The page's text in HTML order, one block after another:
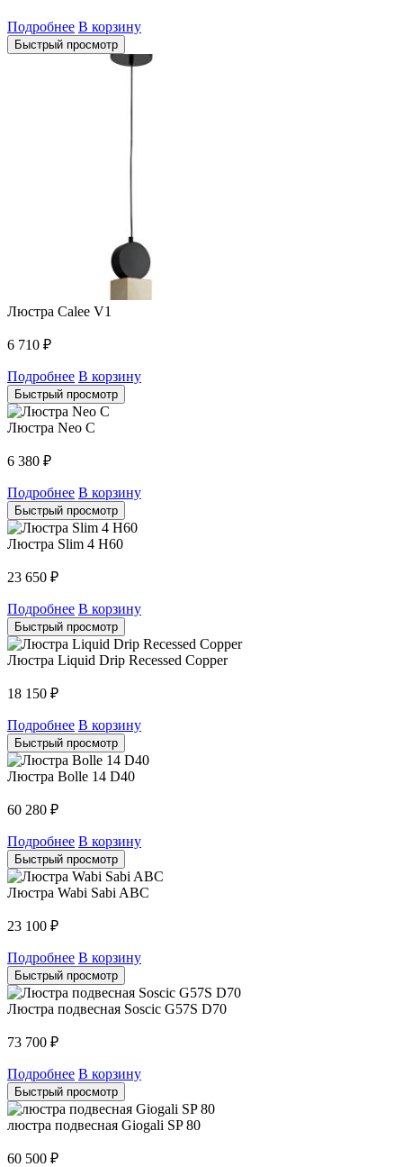
Подробнее В корзину
Быстрый просмотр
Люстра Calee V1
6 710 ₽
Подробнее В корзину
Быстрый просмотр
Люстра Neo C
6 380 ₽
Подробнее В корзину
Быстрый просмотр
Люстра Slim 4 H60
23 650 ₽
Подробнее В корзину
Быстрый просмотр
Люстра Liquid Drip Recessed Copper
18 150 ₽
Подробнее В корзину
Быстрый просмотр
Люстра Bolle 14 D40
60 280 ₽
Подробнее В корзину
Быстрый просмотр
Люстра Wabi Sabi ABC
23 100 ₽
Подробнее В корзину
Быстрый просмотр
Люстра подвесная Soscic G57S D70
73 700 ₽
Подробнее В корзину
Быстрый просмотр
люстра подвесная Giogali SP 80
60 500 ₽